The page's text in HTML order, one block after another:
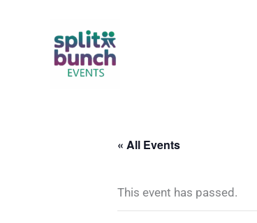
« All Events
This event has passed.